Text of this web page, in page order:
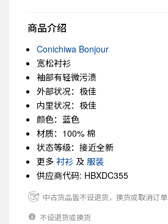
商品介绍
Conichiwa Bonjour
宽松衬衫
袖部有轻微污渍
外部状况：极佳
内里状况：极佳
颜色：蓝色
材质：100% 棉
状态等级：接近全新
更多 衬衫 及 服装
供应商代码: HBXDC355
中古货品皆不设退货，换货或取消订单
不设退货或换货